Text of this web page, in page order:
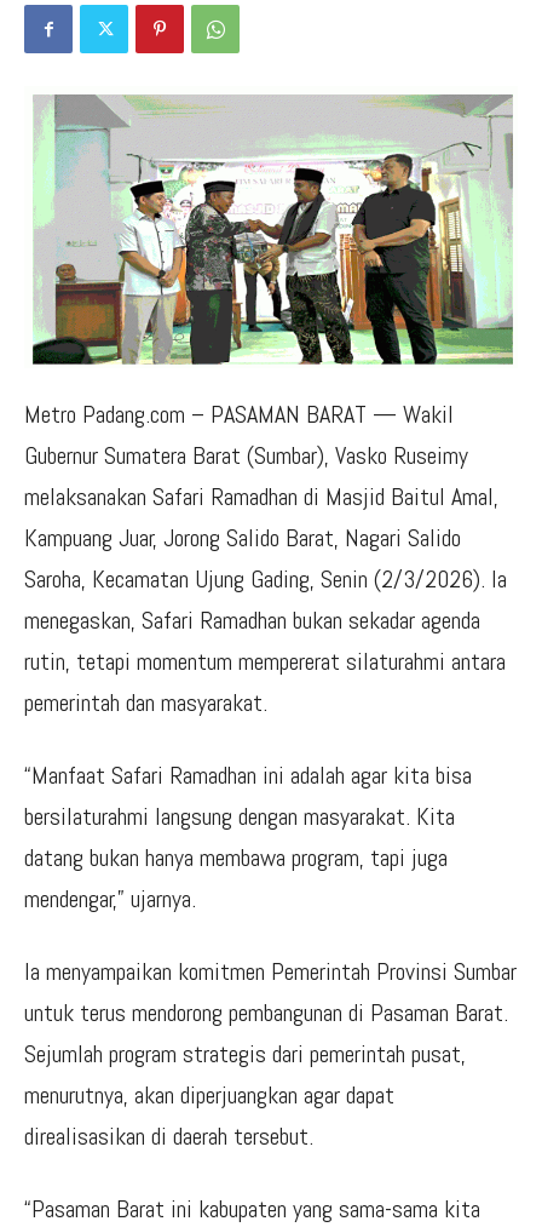
Metro Padang.com – PASAMAN BARAT — Wakil
Gubernur Sumatera Barat (Sumbar), Vasko Ruseimy
melaksanakan Safari Ramadhan di Masjid Baitul Amal,
Kampuang Juar, Jorong Salido Barat, Nagari Salido
Saroha, Kecamatan Ujung Gading, Senin (2/3/2026). Ia
menegaskan, Safari Ramadhan bukan sekadar agenda
rutin, tetapi momentum mempererat silaturahmi antara
pemerintah dan masyarakat.
“Manfaat Safari Ramadhan ini adalah agar kita bisa
bersilaturahmi langsung dengan masyarakat. Kita
datang bukan hanya membawa program, tapi juga
mendengar,” ujarnya.
Ia menyampaikan komitmen Pemerintah Provinsi Sumbar
untuk terus mendorong pembangunan di Pasaman Barat.
Sejumlah program strategis dari pemerintah pusat,
menurutnya, akan diperjuangkan agar dapat
direalisasikan di daerah tersebut.
“Pasaman Barat ini kabupaten yang sama-sama kita